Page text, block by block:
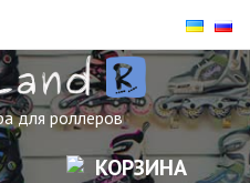
для роллеров
КОРЗИНА